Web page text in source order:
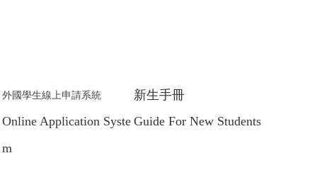
外國學生線上申請系統
Online Application Syste
m
新生手冊
Guide For New Students